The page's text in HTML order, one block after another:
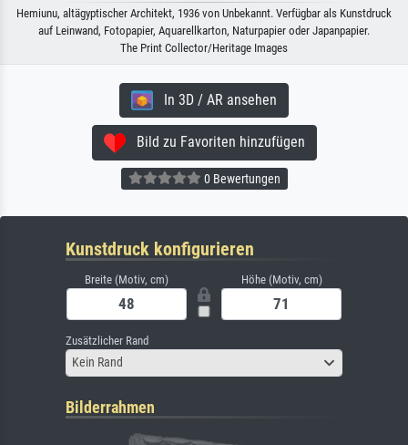
Hemiunu, altägyptischer Architekt, 1936 von Unbekannt. Verfügbar als Kunstdruck
auf Leinwand, Fotopapier, Aquarellkarton, Naturpapier oder Japanpapier.
The Print Collector/Heritage Images
In 3D / AR ansehen
Bild zu Favoriten hinzufügen
0 Bewertungen
Kunstdruck konfigurieren
Breite (Motiv, cm) Höhe (Motiv, cm)
Zusätzlicher Rand
Kein Rand
Bilderrahmen